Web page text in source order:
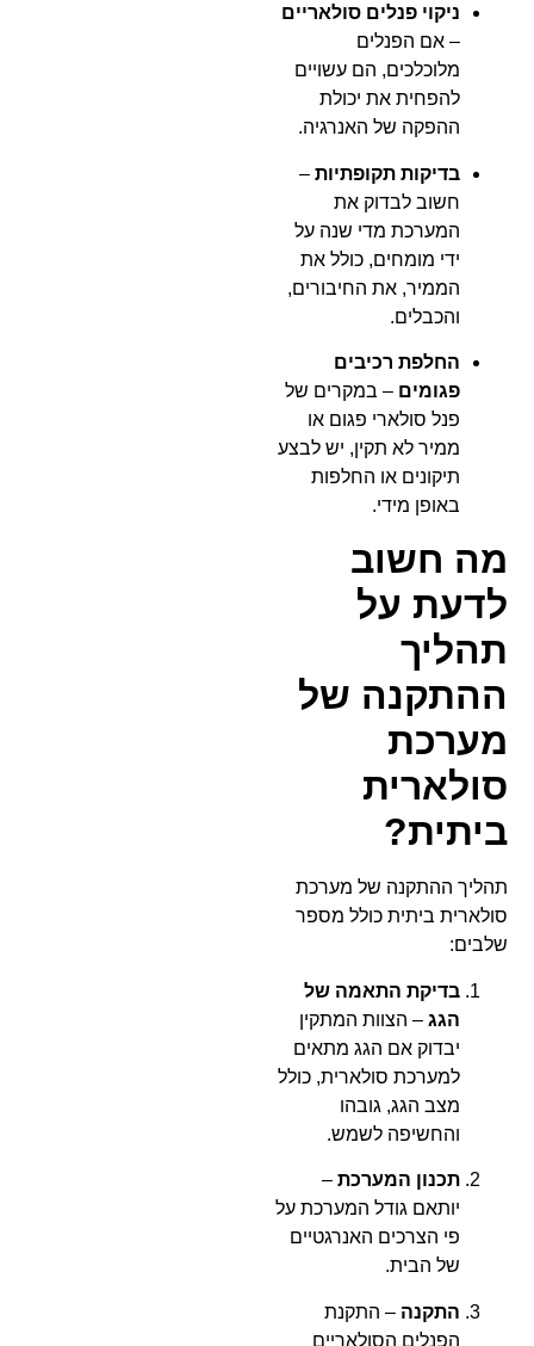
ניקוי פנלים סולאריים
– אם הפנלים
מלוכלכים, הם עשויים
להפחית את יכולת
ההפקה של האנרגיה.
בדיקות תקופתיות –
חשוב לבדוק את
המערכת מדי שנה על
ידי מומחים, כולל את
הממיר, את החיבורים,
והכבלים.
החלפת רכיבים
פגומים – במקרים של
פנל סולארי פגום או
ממיר לא תקין, יש לבצע
תיקונים או החלפות
באופן מידי.
מה חשוב
לדעת על
תהליך
ההתקנה של
מערכת
סולארית
ביתית?
תהליך ההתקנה של מערכת
סולארית ביתית כולל מספר
שלבים:
בדיקת התאמה של
הגג – הצוות המתקין
יבדוק אם הגג מתאים
למערכת סולארית, כולל
מצב הגג, גובהו
והחשיפה לשמש.
תכנון המערכת –
יותאם גודל המערכת על
פי הצרכים האנרגטיים
של הבית.
התקנה – התקנת
הפנלים הסולאריים